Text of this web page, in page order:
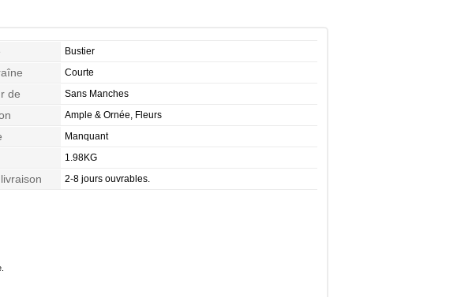
Bustier
Courte
de
Sans Manches
Ample & Ornée, Fleurs
Manquant
1.98KG
2-8 jours ouvrables.